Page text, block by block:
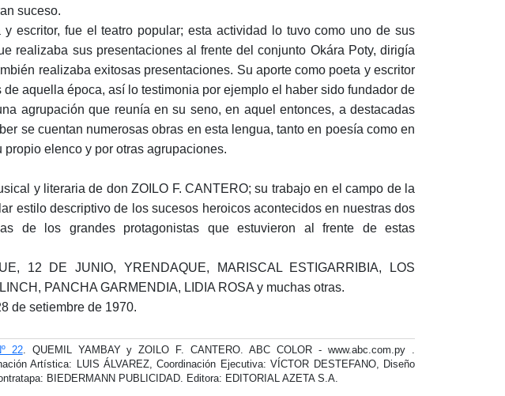
suceso.
escritor, fue el teatro popular; esta actividad lo tuvo como uno de sus
realizaba sus presentaciones al frente del conjunto Okára Poty, dirigía
realizaba exitosas presentaciones. Su aporte como poeta y escritor
aquella época, así lo testimonia por ejemplo el haber sido fundador de
agrupación que reunía en su seno, en aquel entonces, a destacadas
se cuentan numerosas obras en esta lengua, tanto en poesía como en
elenco y por otras agrupaciones.
y literaria de don ZOILO F. CANTERO; su trabajo en el campo de la
estilo descriptivo de los sucesos heroicos acontecidos en nuestras dos
de los grandes protagonistas que estuvieron al frente de estas
12 DE JUNIO, YRENDAQUE, MARISCAL ESTIGARRIBIA, LOS
PANCHA GARMENDIA, LIDIA ROSA y muchas otras.
de setiembre de 1970.
22. QUEMIL YAMBAY y ZOILO F. CANTERO. ABC COLOR - www.abc.com.py .
Artística: LUIS ÁLVAREZ, Coordinación Ejecutiva: VÍCTOR DESTEFANO, Diseño
BIEDERMANN PUBLICIDAD. Editora: EDITORIAL AZETA S.A.